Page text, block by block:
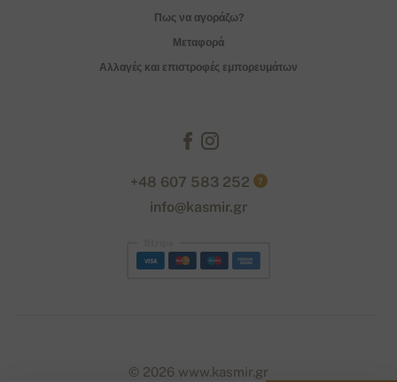
Πως να αγοράζω?
Μεταφορά
Αλλαγές και επιστροφές εμπορευμάτων
+48 607 583 252 ?
info@kasmir.gr
© 2026 www.kasmir.gr